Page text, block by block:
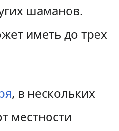
шаманов.
иметь до трех
, в нескольких
местности